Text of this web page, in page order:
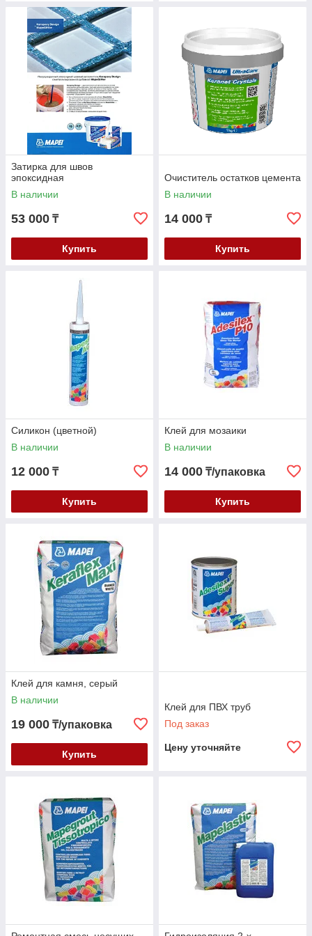
Затирка для швов
эпоксидная
В наличии
53 000 ₸
Купить
Очиститель остатков цемента
В наличии
14 000 ₸
Купить
Силикон (цветной)
В наличии
12 000 ₸
Купить
Клей для мозаики
В наличии
14 000 ₸/упаковка
Купить
Клей для камня, серый
В наличии
19 000 ₸/упаковка
Купить
Клей для ПВХ труб
Под заказ
Цену уточняйте